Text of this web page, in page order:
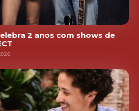
2 anos com shows de